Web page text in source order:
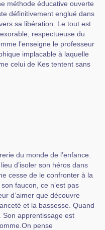
méthode éducative ouverte
définitivement englué dans
sa libération. Le tout est
respectueuse du
l’enseigne le professeur
implacable à laquelle
celui de Kes tentent sans
du monde de l’enfance.
d’isoler son héros dans
cesse de le confronter à la
faucon, ce n’est pas
d’aimer que découvre
et la bassesse. Quand
Son apprentissage est
pense